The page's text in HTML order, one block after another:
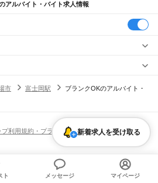
アルバイト・バイト求人情報
御前崎市
伊豆の国市
榛原郡
富士宮駅
川合駅 中部天竜駅佐久間駅 城西駅 向市場駅
フ 皿洗い・洗い場 精肉・鮮魚加工
飲食店（店長・マネージャー）
ングスタッフ
留学生・外国人活躍中
（春夏冬休み等）
市 富士岡駅
ブランクOKのアルバイト・
新着求人を受け取る
プ利用規約・プライバシーポリシー
ト メッセージ マイページ